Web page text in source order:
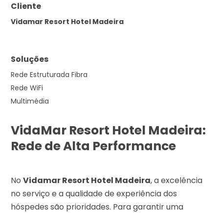
Cliente
Vidamar Resort Hotel Madeira
Soluções
Rede Estruturada Fibra
Rede WiFi
Multimédia
VidaMar Resort Hotel Madeira:
Rede de Alta Performance
NoVidamar Resort Hotel Madeira, a excelência
no serviço e a qualidade de experiência dos
hóspedes são prioridades. Para garantir uma